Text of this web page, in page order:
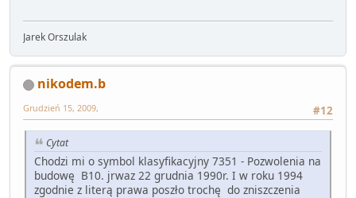
Jarek Orszulak
nikodem.b
#12
Grudzień 15, 2009,
Cytat
Chodzi mi o symbol klasyfikacyjny 7351 - Pozwolenia na
budowę B10. jrwaz 22 grudnia 1990r. I w roku 1994
zgodnie z literą prawa poszło trochę do zniszczenia